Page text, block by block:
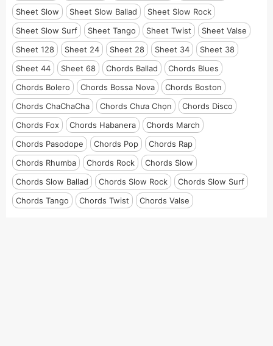
Sheet Slow
Sheet Slow Ballad
Sheet Slow Rock
Sheet Slow Surf
Sheet Tango Sheet Twist
Sheet Valse
Sheet 128
Sheet 24 Sheet 28 Sheet 34
Sheet 38
Sheet 44
Sheet 68 Chords Ballad
Chords Blues
Chords Bolero
Chords Bossa Nova
Chords Boston
Chords ChaChaCha
Chords Chưa Chọn
Chords Disco
Chords Fox
Chords Habanera
Chords March
Chords Pasodope
Chords Pop
Chords Rap
Chords Rhumba
Chords Rock
Chords Slow
Chords Slow Ballad
Chords Slow Rock
Chords Slow Surf
Chords Tango
Chords Twist Chords Valse